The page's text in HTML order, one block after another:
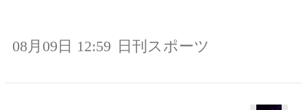
08月09日 12:59 日刊スポーツ